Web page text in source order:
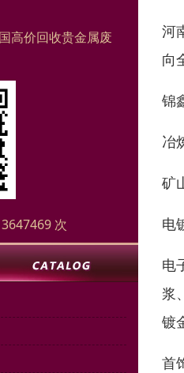
高价回收贵金属废
次
河
向
锦
冶
矿
电
电
浆
镀
首